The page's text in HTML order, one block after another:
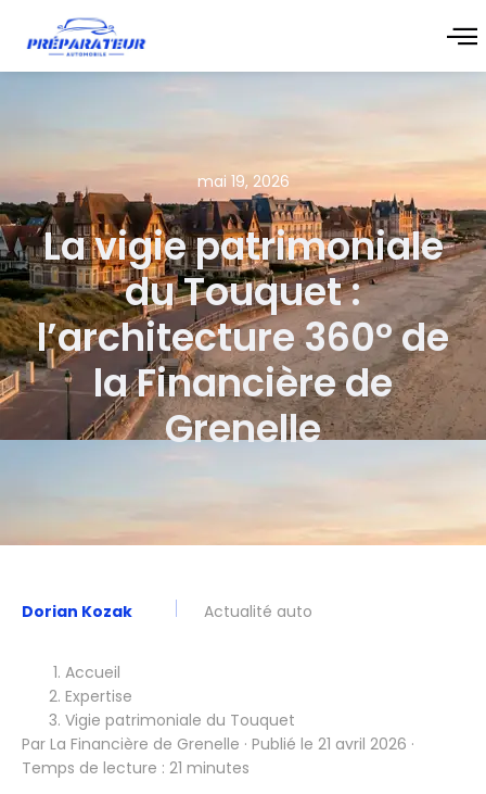
mai 19, 2026
La vigie patrimoniale
du Touquet :
l’architecture 360° de
la Financière de
Grenelle
Dorian Kozak Actualité auto
Accueil
Expertise
Vigie patrimoniale du Touquet
Par La Financière de Grenelle · Publié le 21 avril 2026 ·
Temps de lecture : 21 minutes